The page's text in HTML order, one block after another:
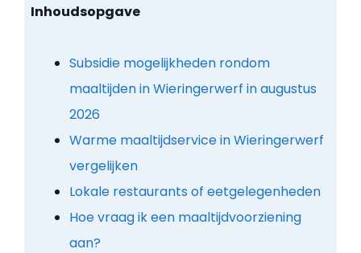
Inhoudsopgave
Subsidie mogelijkheden rondom
maaltijden in Wieringerwerf in augustus
2026
Warme maaltijdservice in Wieringerwerf
vergelijken
Lokale restaurants of eetgelegenheden
Hoe vraag ik een maaltijdvoorziening
aan?